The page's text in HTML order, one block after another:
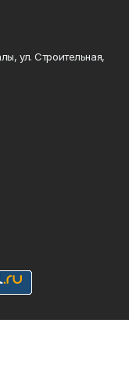
ул. Строительная,